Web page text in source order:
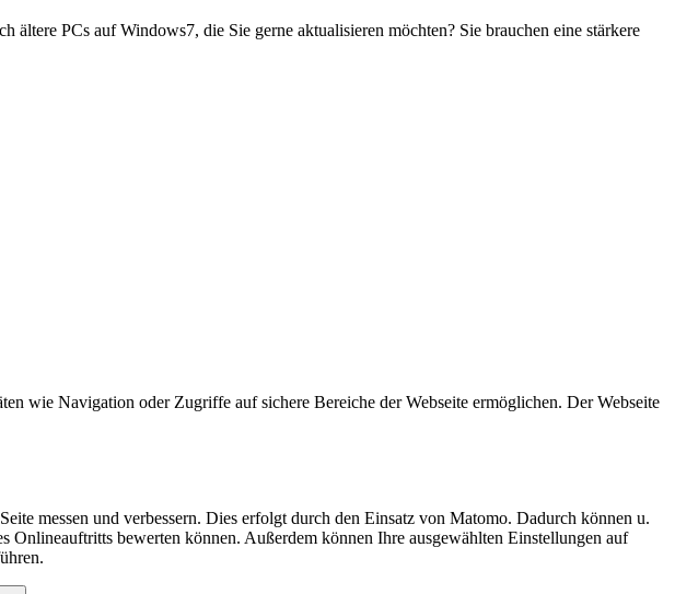
ältere PCs auf Windows7, die Sie gerne aktualisieren möchten? Sie brauchen eine stärkere
wie Navigation oder Zugriffe auf sichere Bereiche der Webseite ermöglichen. Der Webseite
messen und verbessern. Dies erfolgt durch den Einsatz von Matomo. Dadurch können u.
bewerten können. Außerdem können Ihre ausgewählten Einstellungen auf